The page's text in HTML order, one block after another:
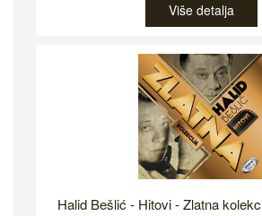
Više detalja
Halid Bešlić - Hitovi - Zlatna